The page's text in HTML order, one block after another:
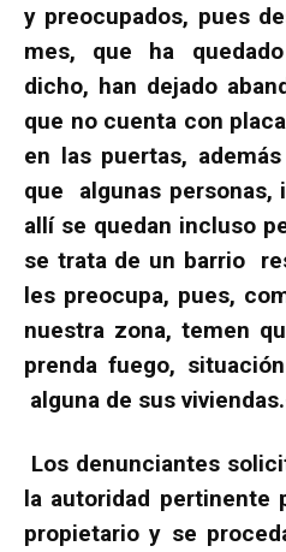
y preocupados, pues
mes, que ha
dicho, han dejado
que no cuenta con
en las puertas,
que algunas personas,
allí se quedan incluso
se trata de un barrio
les preocupa, pues,
nuestra zona, temen
prenda fuego,
alguna de sus
Los denunciantes
la autoridad pertinente
propietario y se